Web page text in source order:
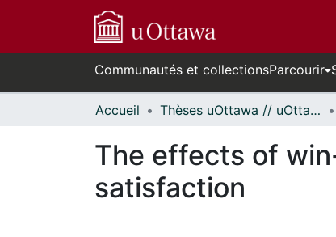
Communautés et collectionsParcourir
Accueil Thèses uOttawa // uOttawa Theses
The effects of
satisfaction